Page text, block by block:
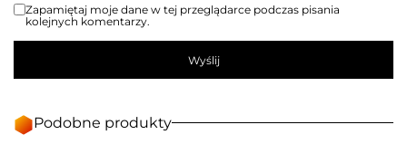
Zapamiętaj moje dane w tej przeglądarce podczas pisania
kolejnych komentarzy.
Podobne produkty